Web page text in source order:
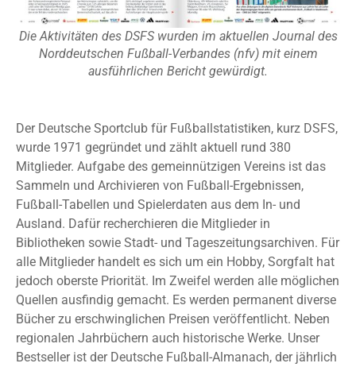
Die Aktivitäten des DSFS wurden im aktuellen Journal des
Norddeutschen Fußball-Verbandes (nfv) mit einem
ausführlichen Bericht gewürdigt.
Der Deutsche Sportclub für Fußballstatistiken, kurz DSFS,
wurde 1971 gegründet und zählt aktuell rund 380
Mitglieder. Aufgabe des gemeinnützigen Vereins ist das
Sammeln und Archivieren von Fußball-Ergebnissen,
Fußball-Tabellen und Spielerdaten aus dem In- und
Ausland. Dafür recherchieren die Mitglieder in
Bibliotheken sowie Stadt- und Tageszeitungsarchiven. Für
alle Mitglieder handelt es sich um ein Hobby, Sorgfalt hat
jedoch oberste Priorität. Im Zweifel werden alle möglichen
Quellen ausfindig gemacht. Es werden permanent diverse
Bücher zu erschwinglichen Preisen veröffentlicht. Neben
regionalen Jahrbüchern auch historische Werke. Unser
Bestseller ist der Deutsche Fußball-Almanach, der jährlich